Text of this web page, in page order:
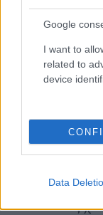
Google
I want to
related to
device
Data
Ο τελευταίος